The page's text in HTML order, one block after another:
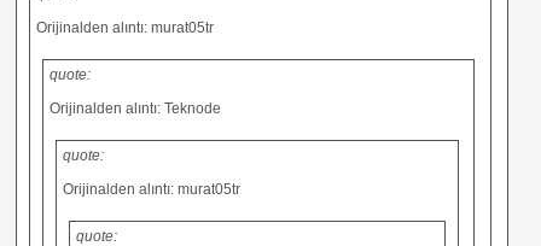
Orijinalden alıntı: murat05tr
quote:
Orijinalden alıntı: Teknode
quote:
Orijinalden alıntı: murat05tr
quote: